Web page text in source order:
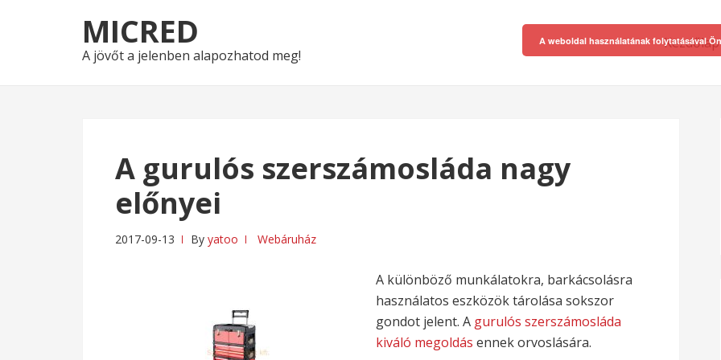
to
navigation
to
content
MICRED
A jövőt a jelenben alapozhatod meg!
Kezdőlap
A gurulós szerszámosláda nagy
előnyei
2017-09-13 By yatoo Webáruház
A különböző munkálatokra, barkácsolásra
használatos eszközök tárolása sokszor
gondot jelent. A gurulós szerszámosláda
kiváló megoldás ennek orvoslására.
A weboldal használatának folytatásával